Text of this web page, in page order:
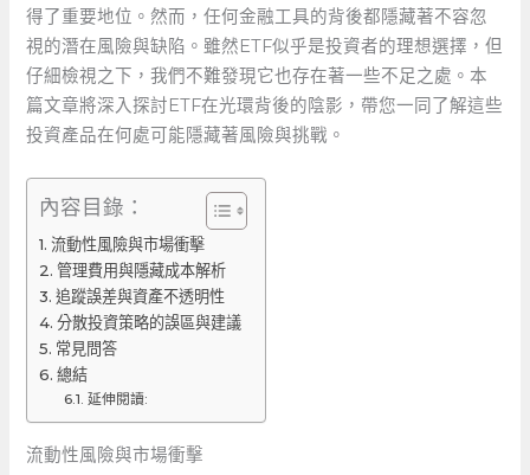
得了重要地位。然而，任何金融工具的背後都隱藏著不容忽
視的潛在風險與缺陷。雖然ETF似乎是投資者的理想選擇，但
仔細檢視之下，我們不難發現它也存在著一些不足之處。本
篇文章將深入探討ETF在光環背後的陰影，帶您一同了解這些
投資產品在何處可能隱藏著風險與挑戰。
內容目錄：
流動性風險與市場衝擊
管理費用與隱藏成本解析
追蹤誤差與資產不透明性
分散投資策略的誤區與建議
常見問答
總結
延伸閱讀:
流動性風險與市場衝擊